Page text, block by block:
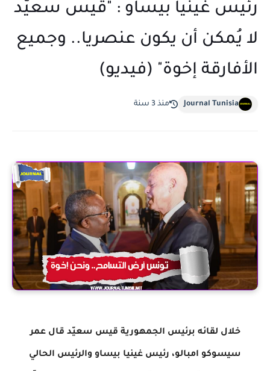
رئيس غينيا بيساو : "قيس سعيّد
لا يُمكن أن يكون عنصريا.. وجميع
الأفارقة إخوة" (فيديو)
Journal Tunisia منذ 3 سنة
خلال لقائه برئيس الجمهورية قيس سعيّد قال عمر
سيسوكو امبالو، رئيس غينيا بيساو والرئيس الحالي